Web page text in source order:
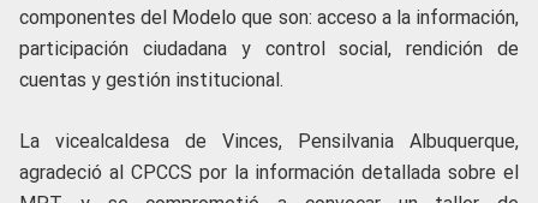
componentes del Modelo que son: acceso a la información,
participación ciudadana y control social, rendición de
cuentas y gestión institucional.
La vicealcaldesa de Vinces, Pensilvania Albuquerque,
agradeció al CPCCS por la información detallada sobre el